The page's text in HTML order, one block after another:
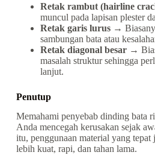
Retak rambut (hairline
muncul pada lapisan plester
Retak garis lurus→
sambungan bata atau
Retak diagonal besar→
masalah struktur sehingga
lanjut.
Penutup
Memahami penyebab dinding bata
Anda mencegah kerusakan sejak
itu, penggunaan material yang
lebih kuat, rapi, dan tahan lama.